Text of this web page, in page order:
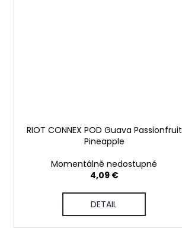
RIOT CONNEX POD Guava Passionfruit
Pineapple
Momentálně nedostupné
4,09 €
DETAIL